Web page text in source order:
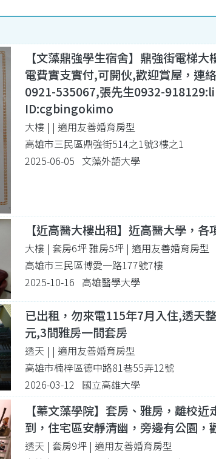
【文藻鼎強學生宿舍】鼎強街電梯
電費實支實付,可開伙,歡迎賞屋，連
0921-535067,張先生0932-
ID:cgbingokimo
大樓 | | 適用友善婚育房型
高雄市三民區鼎強街514之1號3樓之1
2025-06-05 文藻外語大學
【近高醫大樓出租】近高醫大學，各
大樓 | 套房6坪 雅房5坪 | 適用友善婚育房型
高雄市三民區博愛一路177號7樓
2025-10-16 高雄醫學大學
已出租，勿來電115年7月入住,透天
元,3間雅房一間套房
透天 | | 適用友善婚育房型
高雄市楠梓區德中路81巷55弄12號
2026-03-12 國立高雄大學
【蓁文藻學院】套房、雅房，離校
到，住宅區安靜清幽，旁邊有公園，
透天 | 套房9坪 | 適用友善婚育房型